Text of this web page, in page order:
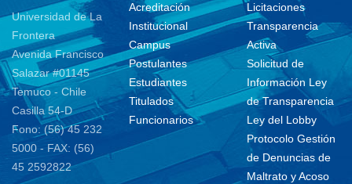
Universidad de La
Frontera
Avenida Francisco
Salazar #01145
Temuco - Chile
Casilla 54-D
Fono: (56) 45 232
5000 - FAX: (56)
45 2592822
Acreditación
Institucional
Campus
Postulantes
Estudiantes
Titulados
Funcionarios
Licitaciones
Transparencia
Activa
Solicitud de
Información Ley
de Transparencia
Ley del Lobby
Protocolo Gestión
de Denuncias de
Maltrato y Acoso